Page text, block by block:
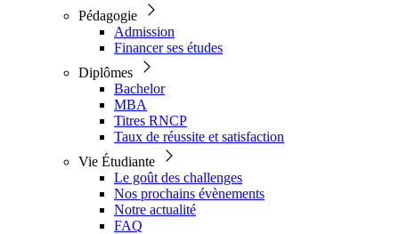
Pédagogie
Admission
Financer ses études
Diplômes
Bachelor
MBA
Titres RNCP
Taux de réussite et satisfaction
Vie Étudiante
Le goût des challenges
Nos prochains évènements
Notre actualité
FAQ